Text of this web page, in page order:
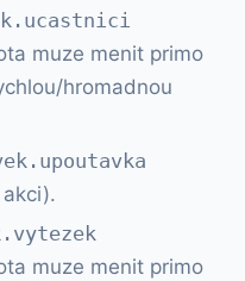
muze menit primo
hromadnou
muze menit primo